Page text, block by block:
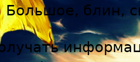
Большое, блин,